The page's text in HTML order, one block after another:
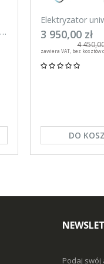
Elektryzator
AKO XDi 15000
Aplikacja na
3 950,00 zł
4
zawiera VAT, bez kosztów
DO
Podaj swój